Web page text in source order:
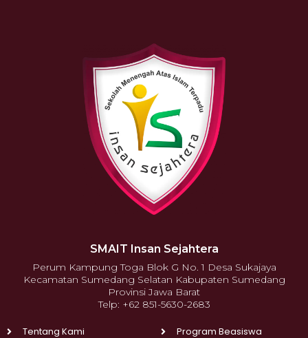
SMAIT Insan Sejahtera
Perum Kampung Toga Blok G No. 1 Desa Sukajaya
Kecamatan Sumedang Selatan Kabupaten Sumedang
Provinsi Jawa Barat
Telp: +62 851-5630-2683
Tentang Kami Program Beasiswa